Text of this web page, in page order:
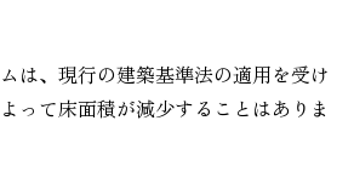
は、現行の建築基準法の適用を受け
って床面積が減少することはありま